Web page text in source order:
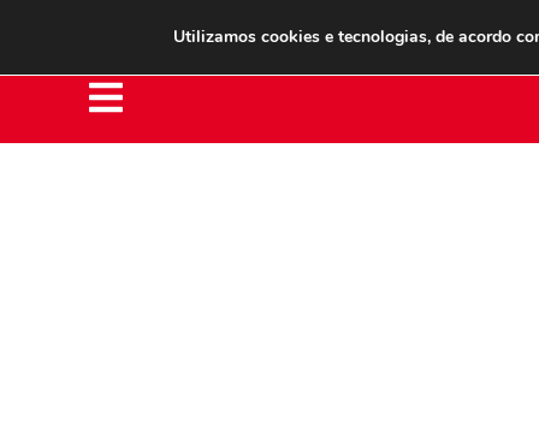
Clube do Assinante Área do Assinante
Utilizamos cookies e tecnologias, de acordo